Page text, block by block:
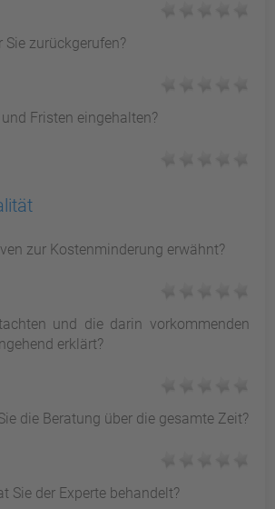
Sie zurückgerufen?
Fristen eingehalten?
zur Kostenminderung erwähnt?
und die darin vorkommenden
erklärt?
die Beratung über die gesamte Zeit?
Sie der Experte behandelt?